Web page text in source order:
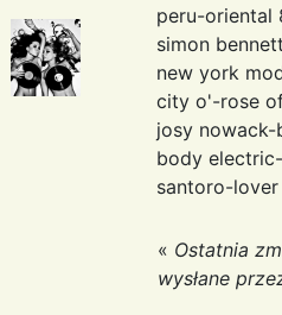
peru-oriental
simon
new york
city o'-rose
josy
body
santoro-
« Ostatnia
wysłane